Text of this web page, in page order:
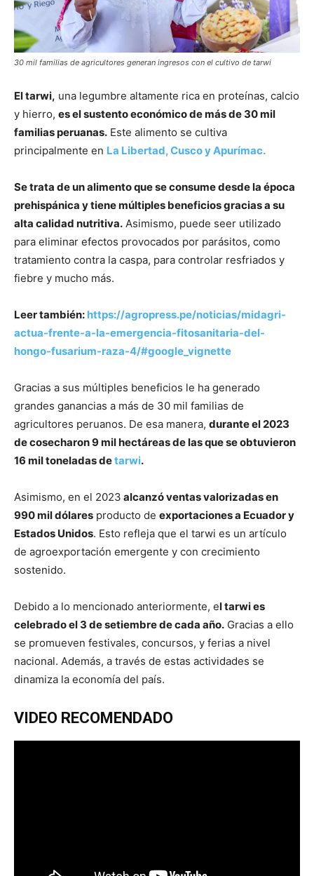
30 mil familias de agricultores generan ingresos con el cultivo de tarwi
El tarwi, una legumbre altamente rica en proteínas, calcio
y hierro, es el sustento económico de más de 30 mil
familias peruanas. Este alimento se cultiva
principalmente en La Libertad, Cusco y Apurímac.
Se trata de un alimento que se consume desde la época
prehispánica y tiene múltiples beneficios gracias a su
alta calidad nutritiva. Asimismo, puede seer utilizado
para eliminar efectos provocados por parásitos, como
tratamiento contra la caspa, para controlar resfriados y
fiebre y mucho más.
Leer también: https://agropress.pe/noticias/midagri-
actua-frente-a-la-emergencia-fitosanitaria-del-
hongo-fusarium-raza-4/#google_vignette
Gracias a sus múltiples beneficios le ha generado
grandes ganancias a más de 30 mil familias de
agricultores peruanos. De esa manera, durante el 2023
de cosecharon 9 mil hectáreas de las que se obtuvieron
16 mil toneladas detarwi.
Asimismo, en el 2023 alcanzó ventas valorizadas en
990 mil dólares producto de exportaciones a Ecuador y
Estados Unidos. Esto refleja que el tarwi es un artículo
de agroexportación emergente y con crecimiento
sostenido.
Debido a lo mencionado anteriormente, el tarwi es
celebrado el 3 de setiembre de cada año. Gracias a ello
se promueven festivales, concursos, y ferias a nivel
nacional. Además, a través de estas actividades se
dinamiza la economía del país.
VIDEO RECOMENDADO